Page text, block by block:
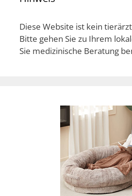
Diese Website ist kein
Bitte gehen Sie zu Ihrem
Sie medizinische Beratung